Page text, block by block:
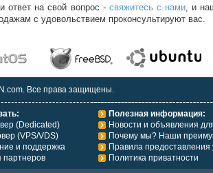
ответ на свой вопрос - свяжитесь с нами, и
с удовольствием проконсультируют вас.
Все права защищены.
(Dedicated)
(VPS/VDS)
и поддержка
Полезная информация:
Новости и объявления
Почему мы? Наши
Правила предоставления
Политика приватности